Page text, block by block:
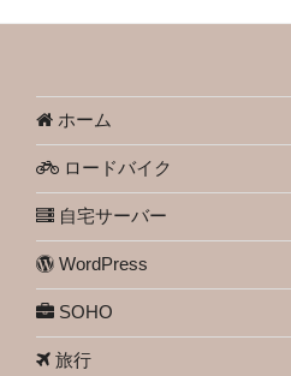
ホーム
ロードバイク
自宅サーバー
WordPress
SOHO
旅行